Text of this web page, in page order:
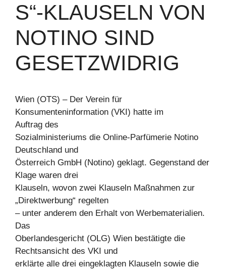
S“-KLAUSELN VON
NOTINO SIND
GESETZWIDRIG
Wien (OTS) – Der Verein für
Konsumenteninformation (VKI) hatte im
Auftrag des
Sozialministeriums die Online-Parfümerie Notino
Deutschland und
Österreich GmbH (Notino) geklagt. Gegenstand der
Klage waren drei
Klauseln, wovon zwei Klauseln Maßnahmen zur
„Direktwerbung“ regelten
– unter anderem den Erhalt von Werbematerialien.
Das
Oberlandesgericht (OLG) Wien bestätigte die
Rechtsansicht des VKI und
erklärte alle drei eingeklagten Klauseln sowie die